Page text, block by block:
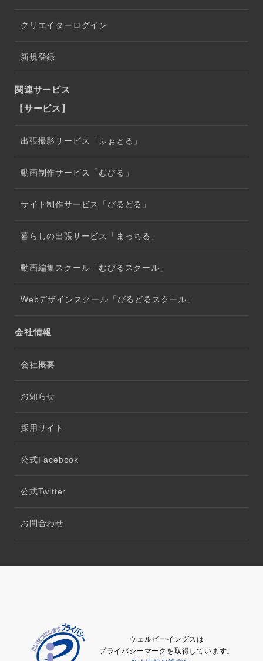
クリエイターログイン
新規登録
関連サービス
【サービス】
出張撮影サービス「ふぉとる」
動画制作サービス「むびる」
サイト制作サービス「びるどる」
暮らしの出張サービス「まっちる」
動画編集スクール「むびるスクール」
Webデザインスクール「びるどるスクール」
会社情報
会社概要
お知らせ
採用サイト
公式Facebook
公式Twitter
お問合わせ
ウェルビーイングスは
プライバシーマークを取得しています。